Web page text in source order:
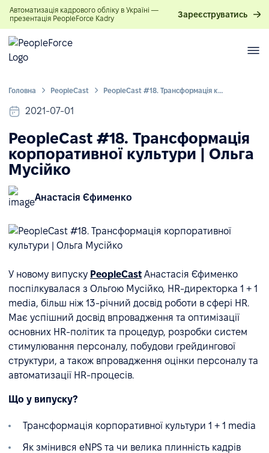
Автоматизація кадрового обліку в Україні —
презентація PeopleForce Kadry
Зареєструватись
Головна PeopleСast PeopleCast #18. Трансформація корпоративної культури | Ольга Мусійко
2021-07-01
PeopleCast #18. Трансформація
корпоративної культури | Ольга
Мусійко
Анастасія Єфименко
У новому випуску PeopleCast Анастасія Єфименко
поспілкувалася з Ольгою Мусійко, HR-директорка 1 + 1
media, більш ніж 13-річний досвід роботи в сфері HR.
Має успішний досвід впровадження та оптимізації
основних HR-політик та процедур, розробки систем
стимулювання персоналу, побудови грейдингової
структури, а також впровадження оцінки персоналу та
автоматизації HR-процесів.
Що у випуску?
Трансформація корпоративної культури 1 + 1 media
Як змінився eNPS та чи велика плинність кадрів